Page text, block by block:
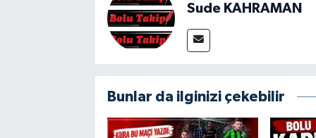
Sude KAHRAMAN
Bunlar da ilginizi çekebilir